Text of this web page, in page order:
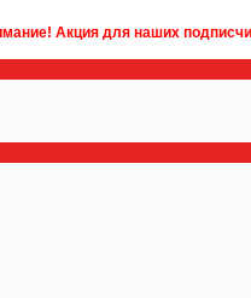
подписчиков! Бонусная